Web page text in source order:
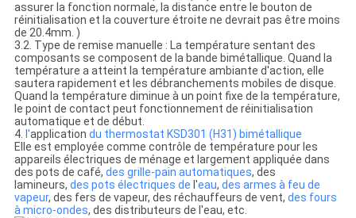
assurer la fonction normale, la distance entre le bouton de
réinitialisation et la couverture étroite ne devrait pas être moins
de 20.4mm. )
3.2. Type de remise manuelle : La température sentant des
composants se composent de la bande bimétallique. Quand la
température a atteint la température ambiante d'action, elle
sautera rapidement et les débranchements mobiles de disque.
Quand la température diminue à un point fixe de la température,
le point de contact peut fonctionnement de réinitialisation
automatique et de début.
4. l'application du thermostat KSD301 (H31) bimétallique
Elle est employée comme contrôle de température pour les
appareils électriques de ménage et largement appliquée dans
des pots de café, des grille-pain automatiques, des
lamineurs, des pots électriques de l'eau, des armes à feu de
vapeur, des fers de vapeur, des réchauffeurs de vent, des fours
à micro-ondes, des distributeurs de l'eau, etc.